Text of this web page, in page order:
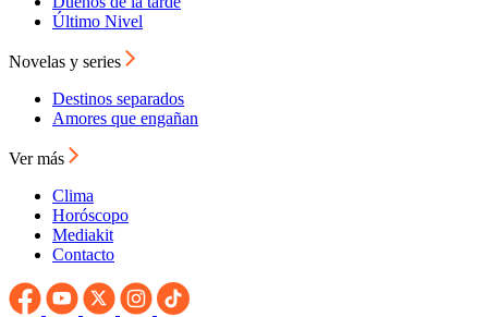
Último Nivel
Novelas y series
Destinos separados
Amores que engañan
Ver más
Clima
Horóscopo
Mediakit
Contacto